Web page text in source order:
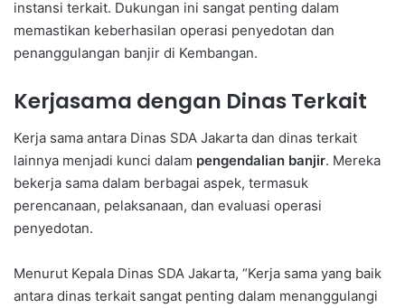
instansi terkait. Dukungan ini sangat penting dalam
memastikan keberhasilan operasi penyedotan dan
penanggulangan banjir di Kembangan.
Kerjasama dengan Dinas Terkait
Kerja sama antara Dinas SDA Jakarta dan dinas terkait
lainnya menjadi kunci dalam pengendalian banjir. Mereka
bekerja sama dalam berbagai aspek, termasuk
perencanaan, pelaksanaan, dan evaluasi operasi
penyedotan.
Menurut Kepala Dinas SDA Jakarta, “Kerja sama yang baik
antara dinas terkait sangat penting dalam menanggulangi